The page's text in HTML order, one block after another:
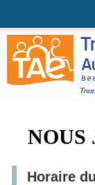
NOUS
Horaire